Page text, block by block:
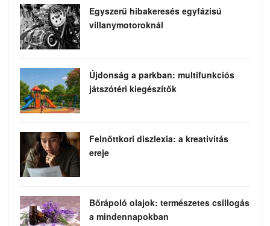
Egyszerű hibakeresés egyfázisú
villanymotoroknál
Újdonság a parkban: multifunkciós
játszótéri kiegészítők
Felnőttkori diszlexia: a kreativitás
ereje
Bőrápoló olajok: természetes csillogás
a mindennapokban